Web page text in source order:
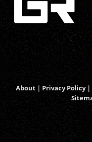
About | Privacy Policy|